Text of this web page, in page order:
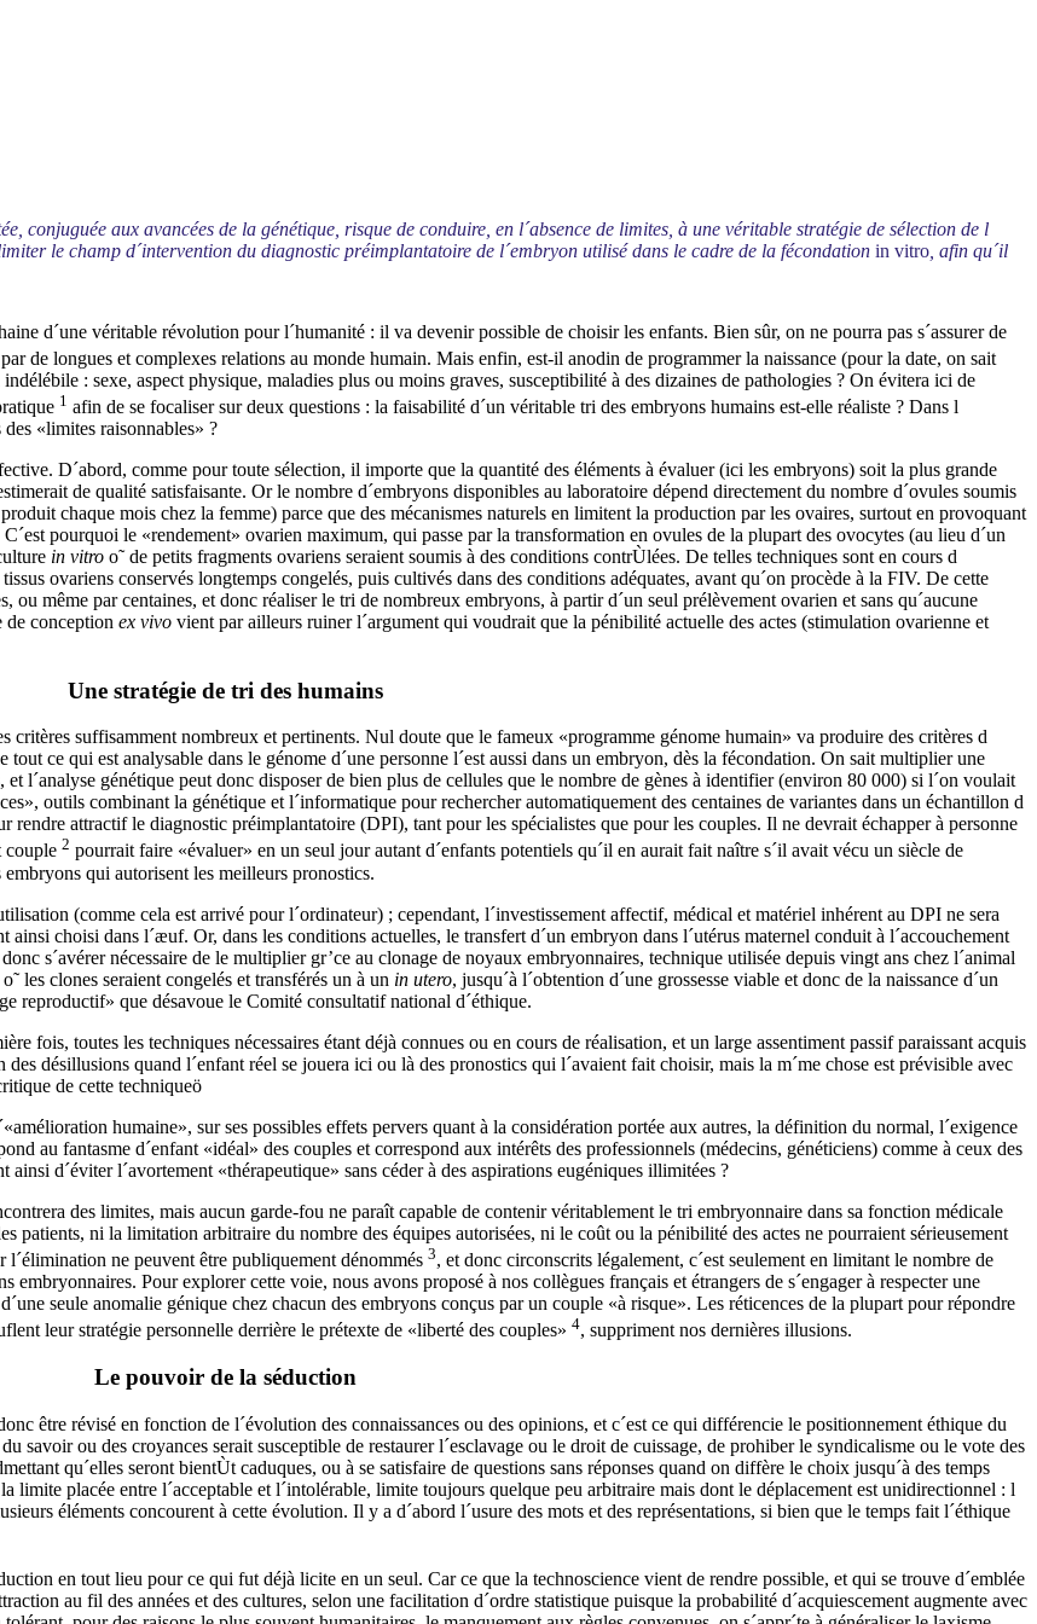
conjuguée aux avancées de la génétique, risque de conduire, en l´absence de limites, à une véritable stratégie de sélection de l
le champ d´intervention du diagnostic préimplantatoire de l´embryon utilisé dans le cadre de la fécondation in vitro , afin qu´il
d´une véritable révolution pour l´humanité : il va devenir possible de choisir les enfants. Bien sûr, on ne pourra pas s´assurer de
de longues et complexes relations au monde humain. Mais enfin, est-il anodin de programmer la naissance (pour la date, on sait
: sexe, aspect physique, maladies plus ou moins graves, susceptibilité à des dizaines de pathologies ? On évitera ici de
1 afin de se focaliser sur deux questions : la faisabilité d´un véritable tri des embryons humains est-elle réaliste ? Dans l
«limites raisonnables» ?
D´abord, comme pour toute sélection, il importe que la quantité des éléments à évaluer (ici les embryons) soit la plus grande
de qualité satisfaisante. Or le nombre d´embryons disponibles au laboratoire dépend directement du nombre d´ovules soumis
chaque mois chez la femme) parce que des mécanismes naturels en limitent la production par les ovaires, surtout en provoquant
pourquoi le «rendement» ovarien maximum, qui passe par la transformation en ovules de la plupart des ovocytes (au lieu d´un
in vitro o˜ de petits fragments ovariens seraient soumis à des conditions contrÙlées. De telles techniques sont en cours d
ovariens conservés longtemps congelés, puis cultivés dans des conditions adéquates, avant qu´on procède à la FIV. De cette
même par centaines, et donc réaliser le tri de nombreux embryons, à partir d´un seul prélèvement ovarien et sans qu´aucune
de conception ex vivo vient par ailleurs ruiner l´argument qui voudrait que la pénibilité actuelle des actes (stimulation ovarienne et
Une stratégie de tri des humains
critères suffisamment nombreux et pertinents. Nul doute que le fameux «programme génome humain» va produire des critères d
ce qui est analysable dans le génome d´une personne l´est aussi dans un embryon, dès la fécondation. On sait multiplier une
l´analyse génétique peut donc disposer de bien plus de cellules que le nombre de gènes à identifier (environ 80 000) si l´on voulait
outils combinant la génétique et l´informatique pour rechercher automatiquement des centaines de variantes dans un échantillon d
attractif le diagnostic préimplantatoire (DPI), tant pour les spécialistes que pour les couples. Il ne devrait échapper à personne
couple 2 pourrait faire «évaluer» en un seul jour autant d´enfants potentiels qu´il en aurait fait naître s´il avait vécu un siècle de
qui autorisent les meilleurs pronostics.
(comme cela est arrivé pour l´ordinateur) ; cependant, l´investissement affectif, médical et matériel inhérent au DPI ne sera
ainsi choisi dans l´æuf. Or, dans les conditions actuelles, le transfert d´un embryon dans l´utérus maternel conduit à l´accouchement
s´avérer nécessaire de le multiplier gr’ce au clonage de noyaux embryonnaires, technique utilisée depuis vingt ans chez l´animal
les clones seraient congelés et transférés un à un in utero, jusqu´à l´obtention d´une grossesse viable et donc de la naissance d´un
reproductif» que désavoue le Comité consultatif national d´éthique.
fois, toutes les techniques nécessaires étant déjà connues ou en cours de réalisation, et un large assentiment passif paraissant acquis
désillusions quand l´enfant réel se jouera ici ou là des pronostics qui l´avaient fait choisir, mais la m´me chose est prévisible avec
de cette techniqueö
humaine», sur ses possibles effets pervers quant à la considération portée aux autres, la définition du normal, l´exigence
au fantasme d´enfant «idéal» des couples et correspond aux intérêts des professionnels (médecins, généticiens) comme à ceux des
d´éviter l´avortement «thérapeutique» sans céder à des aspirations eugéniques illimitées ?
des limites, mais aucun garde-fou ne paraît capable de contenir véritablement le tri embryonnaire dans sa fonction médicale
patients, ni la limitation arbitraire du nombre des équipes autorisées, ni le coût ou la pénibilité des actes ne pourraient sérieusement
ne peuvent être publiquement dénommés 3, et donc circonscrits légalement, c´est seulement en limitant le nombre de
embryonnaires. Pour explorer cette voie, nous avons proposé à nos collègues français et étrangers de s´engager à respecter une
seule anomalie génique chez chacun des embryons conçus par un couple «à risque». Les réticences de la plupart pour répondre
leur stratégie personnelle derrière le prétexte de «liberté des couples» 4, suppriment nos dernières illusions.
Le pouvoir de la séduction
être révisé en fonction de l´évolution des connaissances ou des opinions, et c´est ce qui différencie le positionnement éthique du
savoir ou des croyances serait susceptible de restaurer l´esclavage ou le droit de cuissage, de prohiber le syndicalisme ou le vote des
qu´elles seront bientÙt caduques, ou à se satisfaire de questions sans réponses quand on diffère le choix jusqu´à des temps
limite placée entre l´acceptable et l´intolérable, limite toujours quelque peu arbitraire mais dont le déplacement est unidirectionnel : l
éléments concourent à cette évolution. Il y a d´abord l´usure des mots et des représentations, si bien que le temps fait l´éthique
en tout lieu pour ce qui fut déjà licite en un seul. Car ce que la technoscience vient de rendre possible, et qui se trouve d´emblée
au fil des années et des cultures, selon une facilitation d´ordre statistique puisque la probabilité d´acquiescement augmente avec